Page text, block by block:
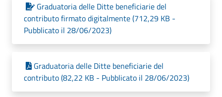
Graduatoria delle Ditte beneficiarie del
contributo firmato digitalmente (712,29 KB -
Pubblicato il 28/06/2023)
Graduatoria delle Ditte beneficiarie del
contributo (82,22 KB - Pubblicato il 28/06/2023)